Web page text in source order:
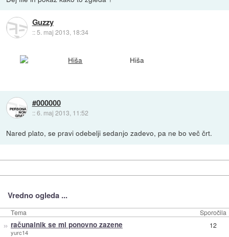
Guzzy
::5. maj 2013, 18:34
Hiša
#000000
::6. maj 2013, 11:52
Nared plato, se pravi odebelji sedanjo zadevo, pa ne bo več črt.
Vredno ogleda ...
Tema Sporočila
» računalnik se mi ponovno zazene
yurc14
12